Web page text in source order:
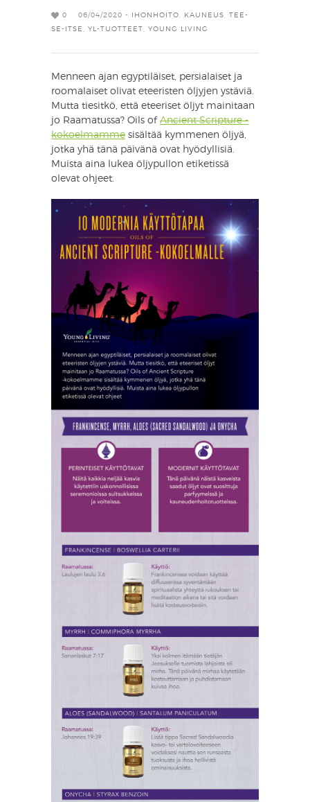
0 06/04/2020 - IHONHOITO KAUNEUS
TEE-
SE-ITSE
YL-TUOTTEET YOUNG LIVING
Menneen ajan egyptiläiset, persialaiset ja
roomalaiset olivat eteeristen öljyjen ystäviä.
Mutta tiesitkö, että eteeriset öljyt mainitaan
jo Raamatussa? Oils of Ancient Scripture -
kokoelmamme sisältää kymmenen öljyä,
jotka yhä tänä päivänä ovat hyödyllisiä.
Muista aina lukea öljypullon etiketissä
olevat ohjeet.